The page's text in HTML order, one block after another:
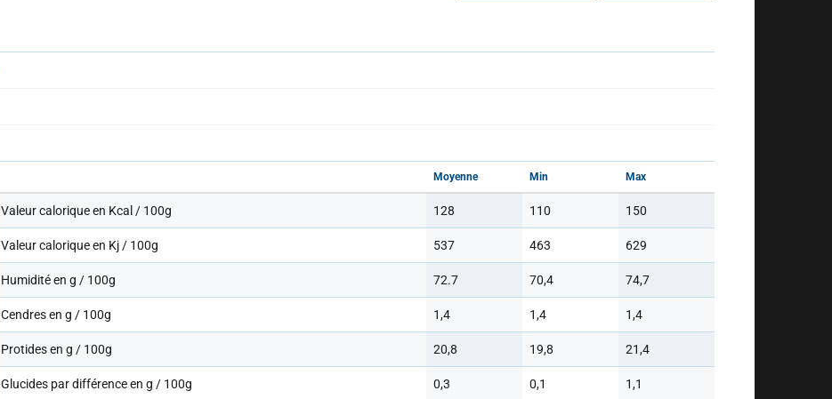
Moyenne Min Max
Valeur calorique en Kcal / 100g 128 110 150
Valeur calorique en Kj / 100g 537 463 629
Humidité en g / 100g 72.7 70,4 74,7
Cendres en g / 100g 1,4 1,4 1,4
Protides en g / 100g 20,8 19,8 21,4
Glucides par différence en g / 100g 0,3 0,1 1,1